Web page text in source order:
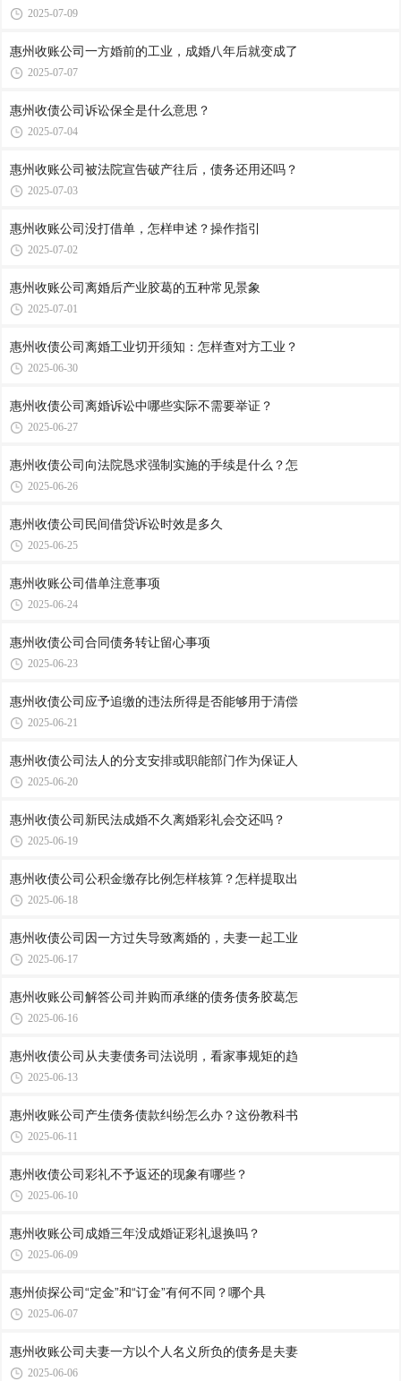
2025-07-09
惠州收账公司​一方婚前的工业，成婚八年后就变成了
2025-07-07
惠州收债公司​诉讼保全是什么意思？
2025-07-04
惠州收账公司被法院宣告破产往后，债务还用还吗？
2025-07-03
惠州收账公司​没打借单，怎样申述？操作指引
2025-07-02
惠州收账公司​离婚后产业胶葛的五种常见景象
2025-07-01
惠州收债公司​离婚工业切开须知：怎样查对方工业？
2025-06-30
惠州收债公司​离婚诉讼中哪些实际不需要举证？
2025-06-27
惠州收债公司​向法院恳求强制实施的手续是什么？怎
2025-06-26
惠州收债公司​民间借贷诉讼时效是多久
2025-06-25
惠州收账公司​借单注意事项
2025-06-24
惠州收债公司​合同债务转让留心事项
2025-06-23
惠州收债公司​应予追缴的违法所得是否能够用于清偿
2025-06-21
惠州收债公司​法人的分支安排或职能部门作为保证人
2025-06-20
惠州收债公司​新民法成婚不久离婚彩礼会交还吗？
2025-06-19
惠州收债公司​公积金缴存比例怎样核算？怎样提取出
2025-06-18
惠州收债公司​因一方过失导致离婚的，夫妻一起工业
2025-06-17
惠州收账公司​解答公司并购而承继的债务债务胶葛怎
2025-06-16
惠州收债公司​从夫妻债务司法说明，看家事规矩的趋
2025-06-13
惠州收账公司​产生债务债款纠纷怎么办？这份教科书
2025-06-11
惠州收债公司​彩礼不予返还的现象有哪些？
2025-06-10
惠州收账公司​成婚三年没成婚证彩礼退换吗？
2025-06-09
惠州侦探公司​“定金”和“订金”有何不同？哪个具
2025-06-07
惠州收账公司​夫妻一方以个人名义所负的债务是夫妻
2025-06-06